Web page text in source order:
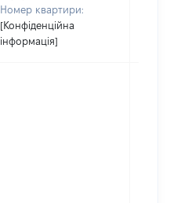
Номер квартири:
[Конфіденційна
інформація]